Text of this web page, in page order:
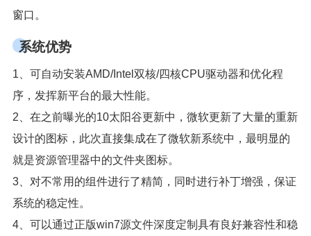
窗口。
系统优势
1、可自动安装AMD/Intel双核/四核CPU驱动器和优化程
序，发挥新平台的最大性能。
2、在之前曝光的10太阳谷更新中，微软更新了大量的重新
设计的图标，此次直接集成在了微软新系统中，最明显的
就是资源管理器中的文件夹图标。
3、对不常用的组件进行了精简，同时进行补丁增强，保证
系统的稳定性。
4、可以通过正版win7源文件深度定制具有良好兼容性和稳